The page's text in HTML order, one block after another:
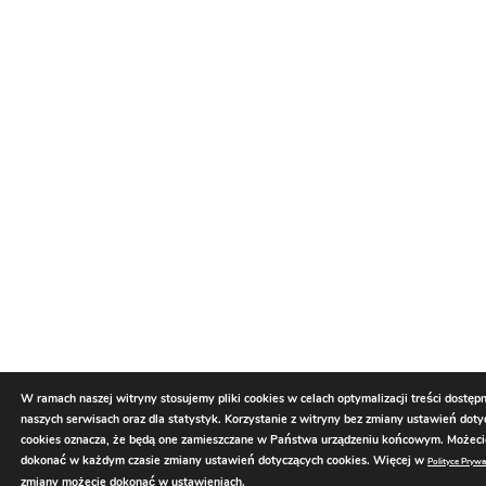
W ramach naszej witryny stosujemy pliki cookies w celach optymalizacji treści
naszych serwisach oraz dla statystyk. Korzystanie z witryny bez zmiany ustawień
cookies oznacza, że będą one zamieszczane w Państwa urządzeniu końcowym.
dokonać w każdym czasie zmiany ustawień dotyczących cookies. Więcej w Polityce
zmiany możecie dokonać w ustawieniach.